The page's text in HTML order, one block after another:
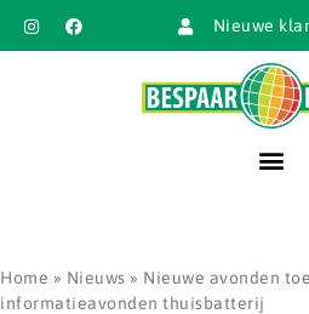
Nieuwe
Home » Nieuws » Nieuwe avonden
informatieavonden thuisbatterij